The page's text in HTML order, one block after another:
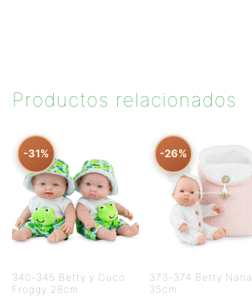
Productos relacionados
-31%
340-345 Betty y Cuco
Froggy 28cm
-26%
373-374 Betty Nana
35cm